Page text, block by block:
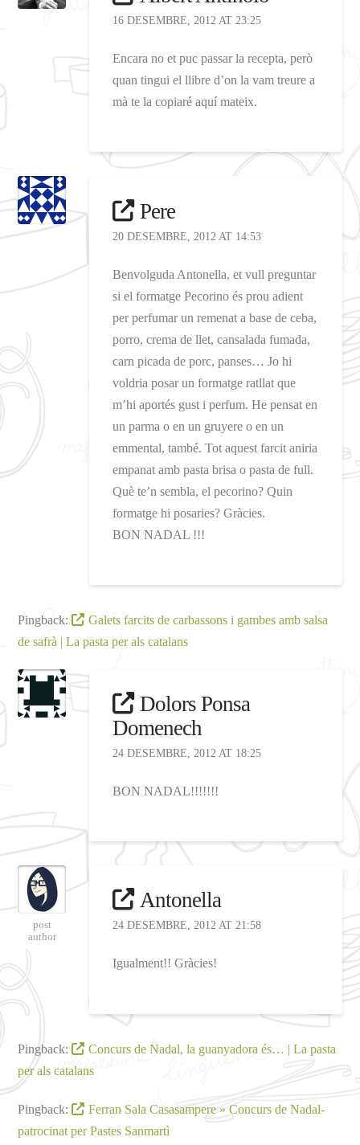
16 DESEMBRE, 2012 AT 23:25
Encara no et puc passar la recepta, però
quan tingui el llibre d’on la vam treure a
mà te la copiaré aquí mateix.
Pere
20 DESEMBRE, 2012 AT 14:53
Benvolguda Antonella, et vull preguntar
si el formatge Pecorino és prou adient
per perfumar un remenat a base de ceba,
porro, crema de llet, cansalada fumada,
carn picada de porc, panses… Jo hi
voldria posar un formatge ratllat que
m’hi aportés gust i perfum. He pensat en
un parma o en un gruyere o en un
emmental, també. Tot aquest farcit aniria
empanat amb pasta brisa o pasta de full.
Què te’n sembla, el pecorino? Quin
formatge hi posaries? Gràcies.
BON NADAL !!!
Pingback:
Galets farcits de carbassons i gambes amb salsa
de safrà | La pasta per als catalans
Dolors Ponsa
Domenech
24 DESEMBRE, 2012 AT 18:25
BON NADAL!!!!!!!
post
author
Antonella
24 DESEMBRE, 2012 AT 21:58
Igualment!! Gràcies!
Pingback:
Concurs de Nadal, la guanyadora és… | La pasta
per als catalans
Pingback:
Ferran Sala Casasampere » Concurs de Nadal-
patrocinat per Pastes Sanmartì